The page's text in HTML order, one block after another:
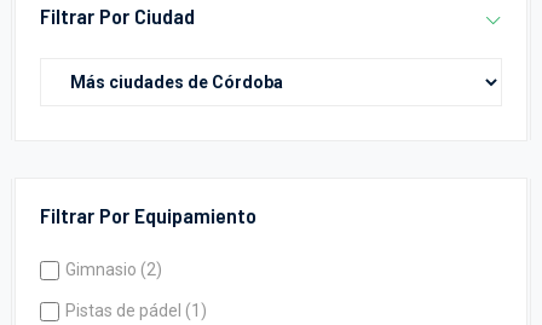
Filtrar Por Ciudad
Filtrar Por Equipamiento
Gimnasio (2)
Pistas de pádel (1)